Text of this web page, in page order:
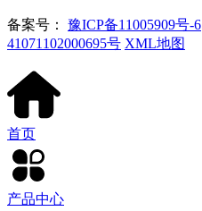
备案号： 豫ICP备11005909号-6
41071102000695号 XML地图
首页
产品中心